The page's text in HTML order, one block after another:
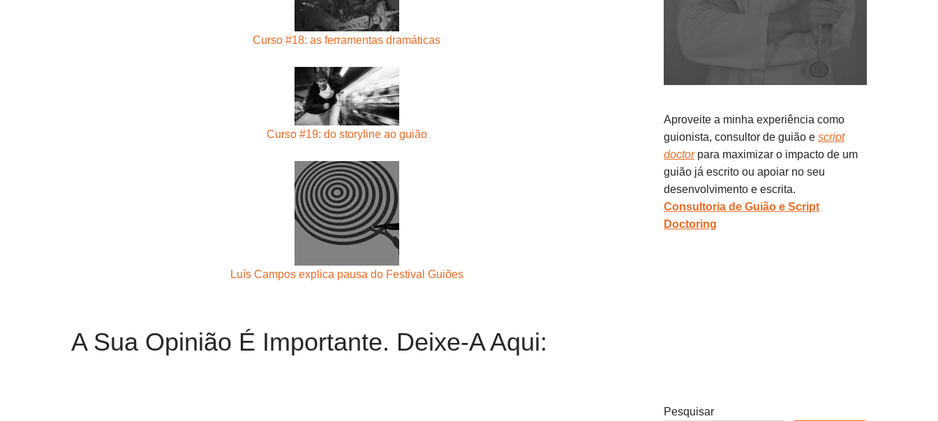
Curso #18: as ferramentas dramáticas
Curso #19: do storyline ao guião
Luís Campos explica pausa do Festival Guiões
A Sua Opinião É Importante. Deixe-A Aqui:
Aproveite a minha experiência como
guionista, consultor de guião e script
doctorpara maximizar o impacto de um
guião já escrito ou apoiar no seu
desenvolvimento e escrita.
Consultoria de Guião e Script
Doctoring
Pesquisar